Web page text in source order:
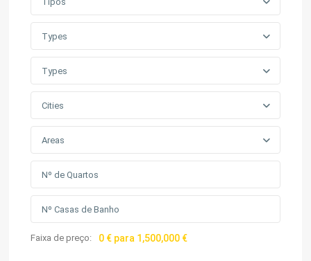
Types
Types
Cities
Areas
Faixa de preço: 0 € para 1,500,000 €